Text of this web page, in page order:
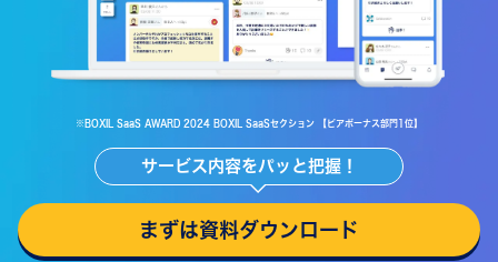
※BOXIL SaaS AWARD 2024 BOXIL SaaSセクション 【ピアボーナス部門1位】
サービス内容をパッと把握！
まずは資料ダウンロード